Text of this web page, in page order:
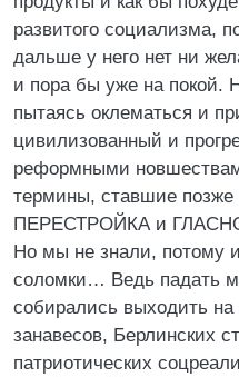
развитого социализма,
дальше у него нет ни
и пора бы уже на покой.
пытаясь оклематься и
цивилизованный и
реформными
термины, ставшие
ПЕРЕСТРОЙКА и
Но мы не знали, потому
соломки… Ведь падать
собирались выходить
занавесов, Берлинских
патриотических